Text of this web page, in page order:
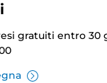
gratuiti entro 30